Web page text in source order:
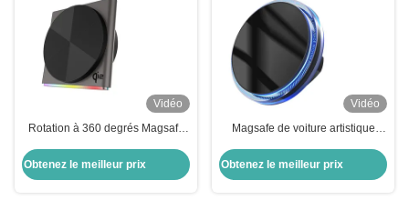
Vidéo
Rotation à 360 degrés Magsafe
Matériau métallique 9 couleurs
RGB effet de lumière Chargement
Obtenez le meilleur prix
Vidéo
Magsafe de voiture artistique
conception de lumière ambiante
Obtenez le meilleur prix